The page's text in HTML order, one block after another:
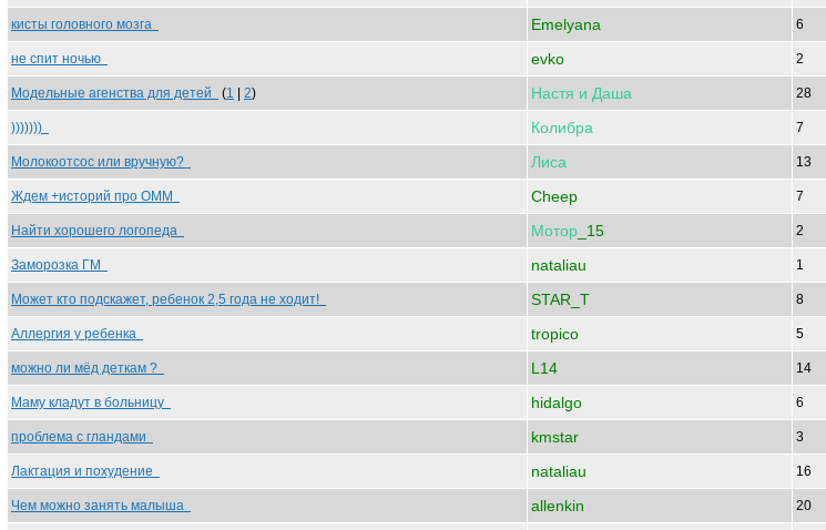
кисты головного мозга Emelyana 6
не спит ночью evko 2
Модельные агенства для детей (1 2) Настя и Даша 28
))))))) Колибра 7
Молокоотсос или вручную? Лиса 13
Ждем +историй про ОММ Cheep 7
Найти хорошего логопеда Мотор _15 2
Заморозка ГМ nataliau 1
Может кто подскажет, ребенок 2,5 года не ходит! STAR_T 8
Аллергия у ребенка tropico 5
можно ли мёд деткам ? L14 14
Маму кладут в больницу hidalgo 6
проблема с гландами kmstar 3
Лактация и похудение nataliau 16
Чем можно занять малыша allenkin 20